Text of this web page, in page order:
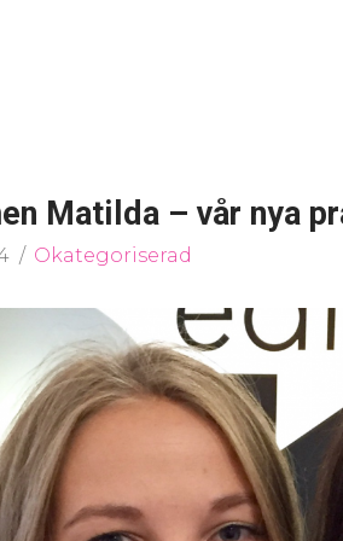
Matilda – vår nya
Okategoriserad